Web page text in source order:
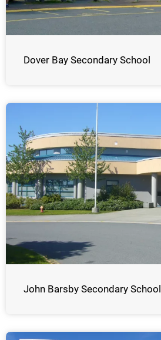
Dover Bay Secondary School
John Barsby Secondary School